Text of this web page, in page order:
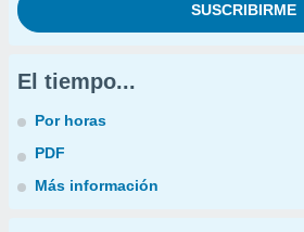
El tiempo...
Por horas
PDF
Más información